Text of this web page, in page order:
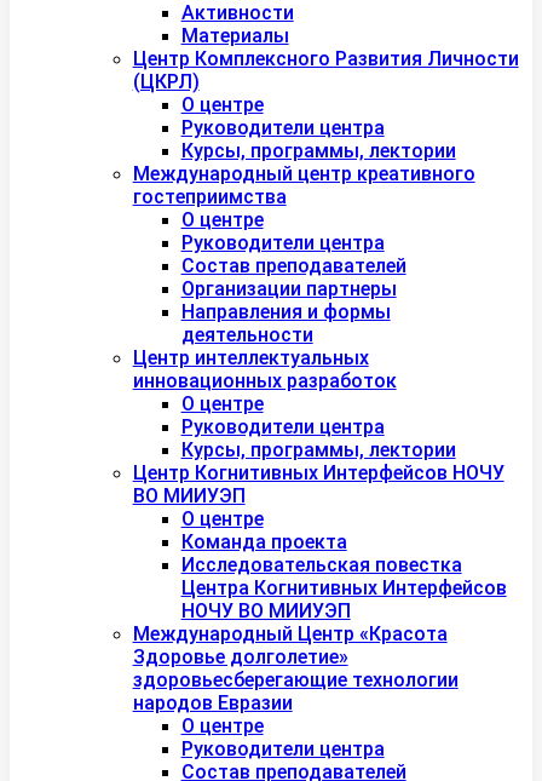
Активности
Материалы
Центр Комплексного Развития Личности
(ЦКРЛ)
О центре
Руководители центра
Курсы, программы, лектории
Международный центр креативного
гостеприимства
О центре
Руководители центра
Состав преподавателей
Организации партнеры
Направления и формы
деятельности
Центр интеллектуальных
инновационных разработок
О центре
Руководители центра
Курсы, программы, лектории
Центр Когнитивных Интерфейсов НОЧУ
ВО МИИУЭП
О центре
Команда проекта
Исследовательская повестка
Центра Когнитивных Интерфейсов
НОЧУ ВО МИИУЭП
Международный Центр «Красота
Здоровье долголетие»
здоровьесберегающие технологии
народов Евразии
О центре
Руководители центра
Состав преподавателей